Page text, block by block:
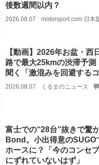
後数週間以内？
2026.08.07 motorsport.com 日本
【動画】2026年お盆・西
路で最大25kmの渋滞予測
聞く「激混みを回避する
2026.08.07 くるまのニュース
富士での“28台”抜きで驚
Bond。小出得意のSUGO
ホースに？「今のコンセ
にずれていないはず」